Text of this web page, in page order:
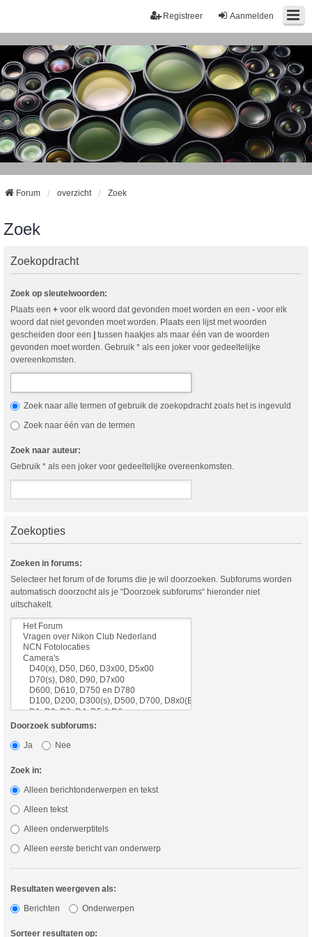
Aanmelden
Registreer
Forum overzicht Zoek
Zoek
Zoekopdracht
Zoek op sleutelwoorden:
Plaats een + voor elk woord dat gevonden moet worden en een - voor elk
woord dat niet gevonden moet worden. Plaats een lijst met woorden
gescheiden door een | tussen haakjes als maar één van de woorden
gevonden moet worden. Gebruik * als een joker voor gedeeltelijke
overeenkomsten.
Zoek naar alle termen of gebruik de zoekopdracht zoals het is ingevuld
Zoek naar één van de termen
Zoek naar auteur:
Gebruik * als een joker voor gedeeltelijke overeenkomsten.
Zoekopties
Zoeken in forums:
Selecteer het forum of de forums die je wil doorzoeken. Subforums worden
automatisch doorzocht als je “Doorzoek subforums“ hieronder niet
uitschakelt.
Doorzoek subforums:
Ja
Nee
Zoek in:
Alleen berichtonderwerpen en tekst
Alleen tekst
Alleen onderwerptitels
Alleen eerste bericht van onderwerp
Resultaten weergeven als:
Berichten
Onderwerpen
Sorteer resultaten op: